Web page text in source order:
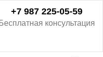
+7 987 225-05-59
Бесплатная консультация